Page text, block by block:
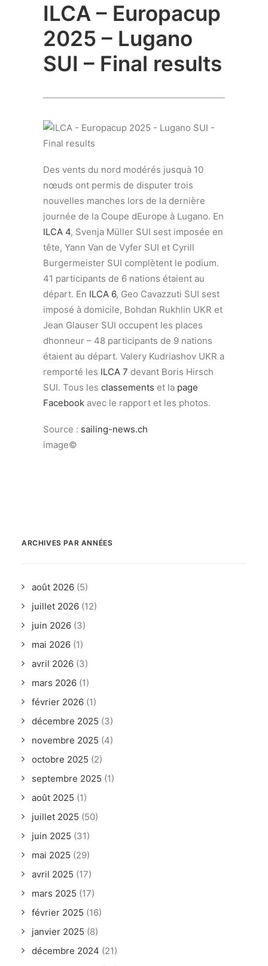
ILCA – Europacup
2025 – Lugano
SUI – Final results
Des vents du nord modérés jusquà 10
nœuds ont permis de disputer trois
nouvelles manches lors de la dernière
journée de la Coupe dEurope à Lugano. En
ILCA 4, Svenja Müller SUI sest imposée en
tête, Yann Van de Vyfer SUI et Cyrill
Burgermeister SUI complètent le podium.
41 participants de 6 nations étaient au
départ. En ILCA 6, Geo Cavazzuti SUI sest
imposé à domicile, Bohdan Rukhlin UKR et
Jean Glauser SUI occupent les places
dhonneur – 48 participants de 9 nations
étaient au départ. Valery Kudriashov UKR a
remporté les ILCA 7 devant Boris Hirsch
SUI. Tous les classements et la page
Facebook avec le rapport et les photos.
Source : sailing-news.ch
image©
ARCHIVES PAR ANNÉES
août 2026 (5)
juillet 2026 (12)
juin 2026 (3)
mai 2026 (1)
avril 2026 (3)
mars 2026 (1)
février 2026 (1)
décembre 2025 (3)
novembre 2025 (4)
octobre 2025 (2)
septembre 2025 (1)
août 2025 (1)
juillet 2025 (50)
juin 2025 (31)
mai 2025 (29)
avril 2025 (17)
mars 2025 (17)
février 2025 (16)
janvier 2025 (8)
décembre 2024 (21)